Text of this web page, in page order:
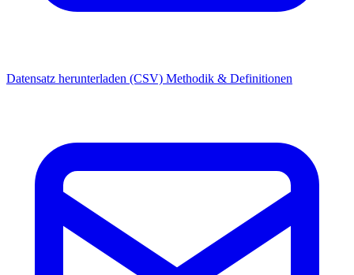
Datensatz herunterladen (CSV) Methodik & Definitionen